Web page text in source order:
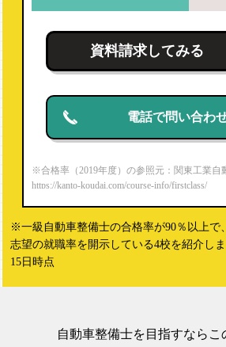
資料請求してみる
電話で問い合わ
※合格率（2019年度）の参照元：関東工業自
https://kanto-koudai.com/course-info/firstclass/
※一級自動車整備士の合格率が90％以上で
志望の就職率を開示している4校を紹介し
15日時点
自動車整備士を目指すならこ